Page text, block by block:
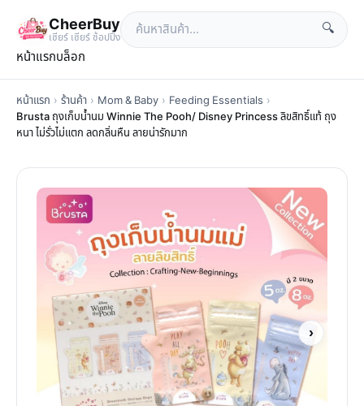
CheerBuy
เซียร์ เซียร์ ช้อปปิ้ง
🔍
หน้าแรกบล็อก
หน้าแรก › ร้านค้า › Mom & Baby › Feeding Essentials ›
Brusta ถุงเก็บน้ำนม Winnie The Pooh/ Disney Princess ลิขสิทธิ์แท้ ถุง
หนา ไม่รั่วไม่แตก ลดกลิ่นหืน ลายน่ารักมาก
›